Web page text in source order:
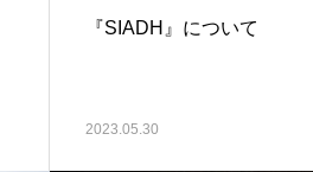
『SIADH』について
2023.05.30